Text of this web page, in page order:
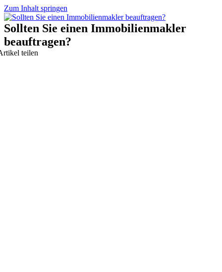
Zum Inhalt springen
Sollten Sie einen Immobilienmakler
beauftragen?
teilen